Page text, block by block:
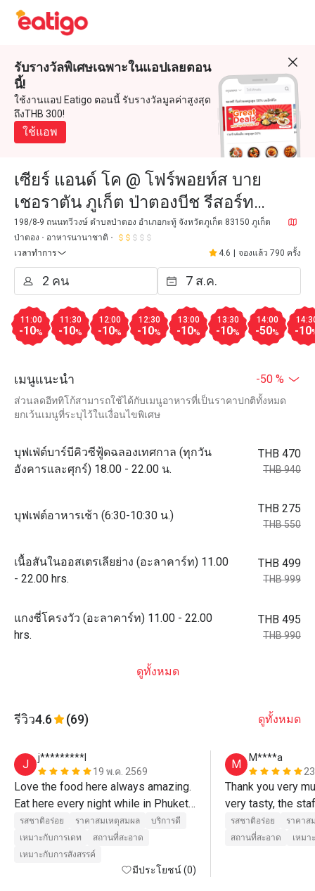
รับรางวัลพิเศษเฉพาะในแอปเลยตอน
นี้!
ใช้งานแอป Eatigo ตอนนี้ รับรางวัลมูลค่าสูงสุด
ถึงTHB 300!
ใช้แอพ
เซียร์ แอนด์ โค @ โฟร์พอยท์ส บาย
เชอราตัน ภูเก็ต ป่าตองบีช รีสอร์ท
(Sears & Co. @ Four Points by
Sheraton Phuket Patong Beach)
198/8-9 ถนนทวีวงษ์ ตำบลป่าตอง อำเภอกะทู้ จังหวัดภูเก็ต 83150 ภูเก็ต
ป่าตอง
อาหารนานาชาติ
เวลาทำการ
4.6 จองแล้ว 790 ครั้ง
11:00
-10%
11:30
-10%
12:00
-10%
12:30
-10%
13:00
-10%
13:30
-10%
14:00
-50% -10
เมนูแนะนำ -50 %
ส่วนลดอีททิโก้สามารถใช้ได้กับเมนูอาหารที่เป็นราคาปกติทั้งหมด
ยกเว้นเมนูที่ระบุไว้ในเงื่อนไขพิเศษ
บุฟเฟ่ต์บาร์บีคิวซีฟู้ดฉลองเทศกาล (ทุกวัน
อังคารและศุกร์) 18.00 - 22.00 น.
THB 470
THB 940
บุฟเฟต์อาหารเช้า (6:30-10:30 น.)
THB 275
THB 550
เนื้อสันในออสเตรเลียย่าง (อะลาคาร์ท) 11.00
- 22.00 hrs.
THB 499
THB 999
แกงซี่โครงวัว (อะลาคาร์ท) 11.00 - 22.00
hrs.
THB 495
THB 990
ดูทั้งหมด
รีวิว4.6 (69) ดูทั้งหมด
J
j*********l
19 พ.ค. 2569
Love the food here always amazing.
Eat here every night while in Phuket.
Best hotel by far!! Kelly Manager
amazing!!
รสชาติอร่อย ราคาสมเหตุสมผล
บริการดี
เหมาะกับการเดท
สถานที่สะอาด
เหมาะกับการสังสรรค์
มีประโยชน์ (0)
М
М****а
Thank you very
very tasty, the
and
birthday
รสชาติอร่อย
ราคาส
สถานที่สะอาด
เหมา